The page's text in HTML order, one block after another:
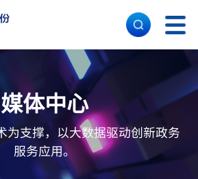
媒体中心
为支撑，以大数据驱动创新政务
服务应用。